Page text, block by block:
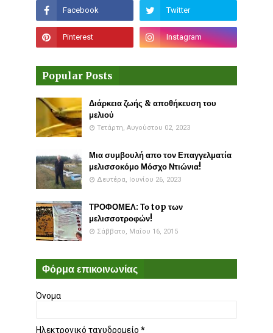
Popular Posts
Διάρκεια ζωής & αποθήκευση του
μελιού
Τετάρτη, Αυγούστου 02, 2023
Μια συμβουλή απο τον Επαγγελματία
μελισσοκόμο Μόσχο Ντιώνια!
Δευτέρα, Ιουνίου 26, 2023
ΤΡΟΦΟΜΕΛ: Το top των
μελισσοτροφών!
Σάββατο, Μαΐου 16, 2015
Φόρμα επικοινωνίας
Όνομα
Ηλεκτρονικό ταχυδρομείο *